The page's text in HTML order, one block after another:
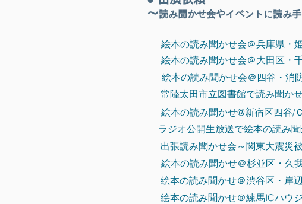
〜読み聞かせ会やイベントに読み
絵本の読み聞かせ会＠兵庫県・
絵本の読み聞かせ会＠大田区・
絵本の読み聞かせ会＠四谷・消
常陸太田市立図書館で読み聞か
絵本の読み聞かせ@新宿区四谷/
ラジオ公開生放送で絵本の読み
出張読み聞かせ会～関東大震災
絵本の読み聞かせ＠杉並区・久
絵本の読み聞かせ＠渋谷区・岸
絵本の読み聞かせ＠練馬ICハウ